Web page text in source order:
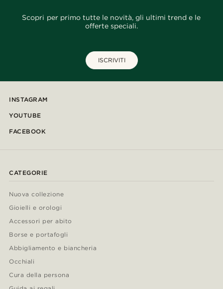
Scopri per primo tutte le novità, gli ultimi trend e le
offerte speciali.
ISCRIVITI
INSTAGRAM
YOUTUBE
FACEBOOK
CATEGORIE
Nuova collezione
Gioielli e orologi
Accessori per abito
Borse e portafogli
Abbigliamento e biancheria
Occhiali
Cura della persona